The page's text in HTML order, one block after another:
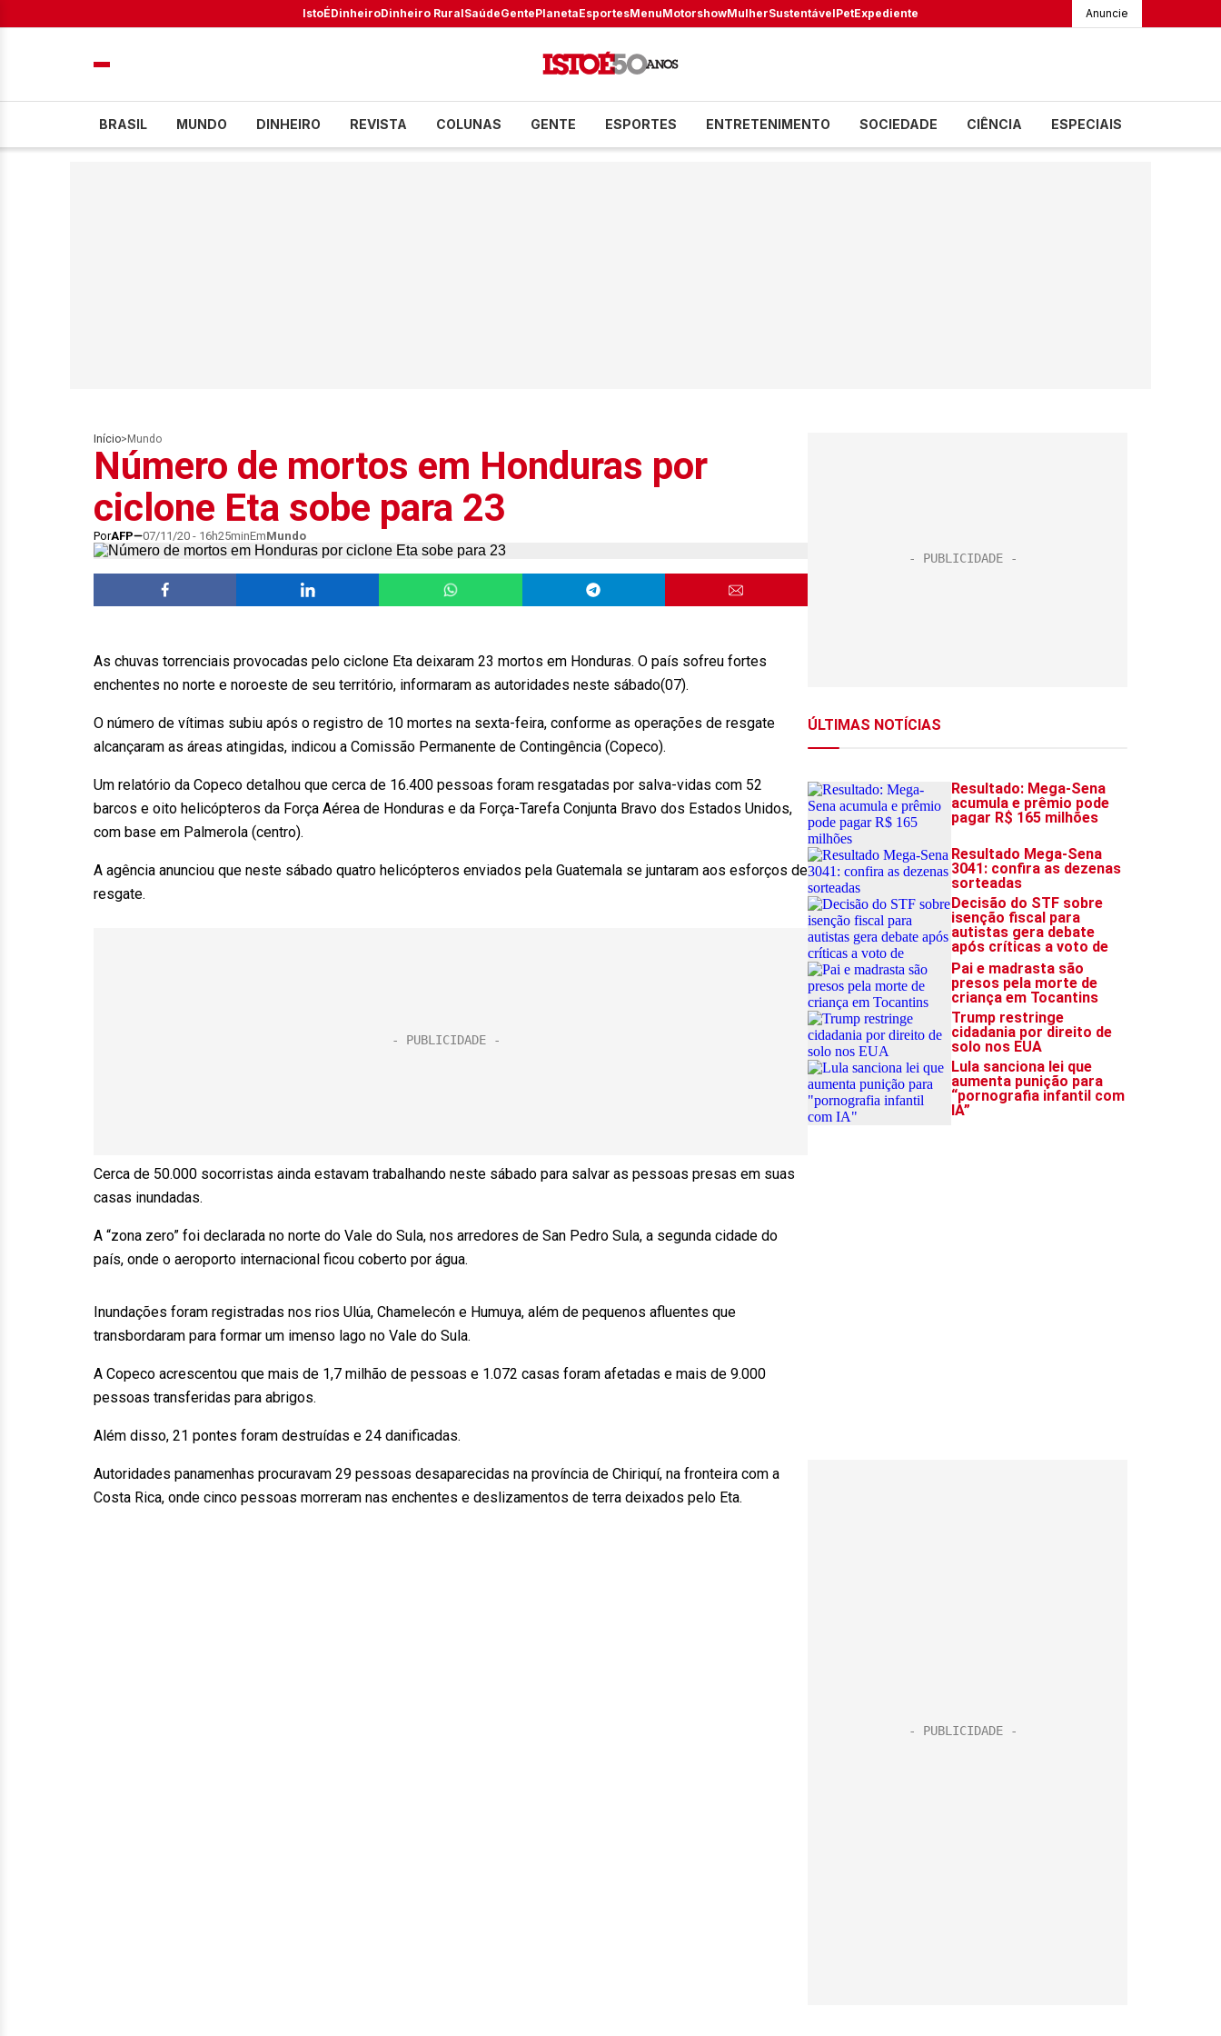
IstoÉDinheiroDinheiro RuralSaúdeGentePlanetaEsportesMenuMotorshowMulherSustentávelPetExpediente Anuncie
BRASIL MUNDO DINHEIRO REVISTA COLUNAS GENTE ESPORTES ENTRETENIMENTO SOCIEDADE CIÊNCIA ESPECIAIS
Início> Mundo
Número de mortos em Honduras por
ciclone Eta sobe para 23
PorAFP 07/11/20 - 16h25minEmMundo
As chuvas torrenciais provocadas pelo ciclone Eta deixaram 23 mortos em Honduras. O país sofreu fortes
enchentes no norte e noroeste de seu território, informaram as autoridades neste sábado(07).
O número de vítimas subiu após o registro de 10 mortes na sexta-feira, conforme as operações de resgate
alcançaram as áreas atingidas, indicou a Comissão Permanente de Contingência (Copeco).
Um relatório da Copeco detalhou que cerca de 16.400 pessoas foram resgatadas por salva-vidas com 52
barcos e oito helicópteros da Força Aérea de Honduras e da Força-Tarefa Conjunta Bravo dos Estados Unidos,
com base em Palmerola (centro).
A agência anunciou que neste sábado quatro helicópteros enviados pela Guatemala se juntaram aos esforços de
resgate.
Cerca de 50.000 socorristas ainda estavam trabalhando neste sábado para salvar as pessoas presas em suas
casas inundadas.
A “zona zero” foi declarada no norte do Vale do Sula, nos arredores de San Pedro Sula, a segunda cidade do
país, onde o aeroporto internacional ficou coberto por água.
Inundações foram registradas nos rios Ulúa, Chamelecón e Humuya, além de pequenos afluentes que
transbordaram para formar um imenso lago no Vale do Sula.
A Copeco acrescentou que mais de 1,7 milhão de pessoas e 1.072 casas foram afetadas e mais de 9.000
pessoas transferidas para abrigos.
Além disso, 21 pontes foram destruídas e 24 danificadas.
Autoridades panamenhas procuravam 29 pessoas desaparecidas na província de Chiriquí, na fronteira com a
Costa Rica, onde cinco pessoas morreram nas enchentes e deslizamentos de terra deixados pelo Eta.